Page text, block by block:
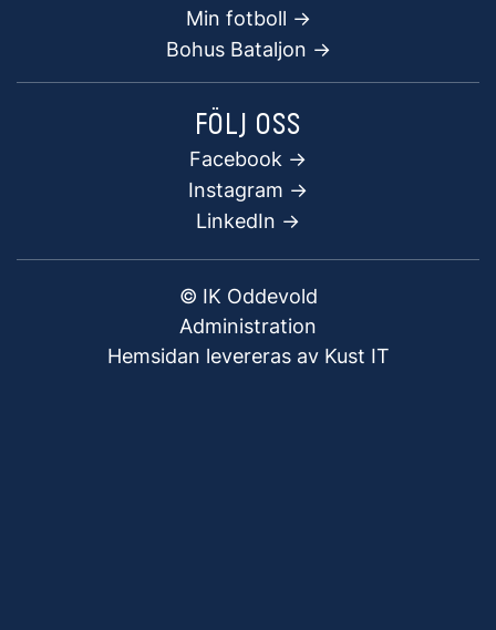
Min fotboll ->
Bohus Bataljon ->
FÖLJ OSS
Facebook ->
Instagram ->
LinkedIn ->
© IK Oddevold
Administration
Hemsidan levereras av Kust IT